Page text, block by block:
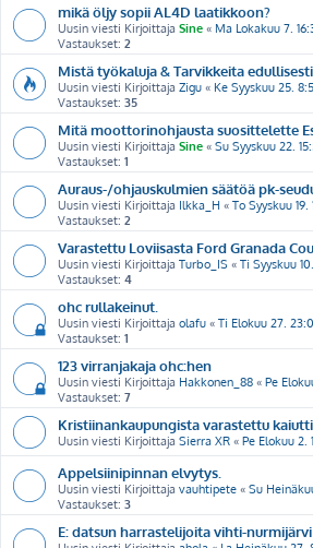
mikä öljy sopii AL4D laatikkoon?
Uusin viesti Kirjoittaja Sine « Ma Lokakuu 7.
Vastaukset: 2
Mistä työkaluja & Tarvikkeita
Uusin viesti Kirjoittaja Zigu « Ke Syyskuu 25.
Vastaukset: 35
Mitä moottorinohjausta suosittelette
Uusin viesti Kirjoittaja Sine « Su Syyskuu 22.
Vastaukset: 1
Auraus-/ohjauskulmien säätöä pk-
Uusin viesti Kirjoittaja Ilkka_H « To Syyskuu 19.
Vastaukset: 2
Varastettu Loviisasta Ford Granada
Uusin viesti Kirjoittaja Turbo_IS « Ti Syyskuu
Vastaukset: 4
ohc rullakeinut.
Uusin viesti Kirjoittaja olafu « Ti Elokuu 27.
Vastaukset: 1
123 virranjakaja ohc:hen
Uusin viesti Kirjoittaja Hakkonen_88 « Pe
Vastaukset: 7
Kristiinankaupungista varastettu
Uusin viesti Kirjoittaja Sierra XR « Pe Elokuu 2.
Appelsiinipinnan elvytys.
Uusin viesti Kirjoittaja vauhtipete « Su
Vastaukset: 3
E: datsun harrastelijoita vihti-